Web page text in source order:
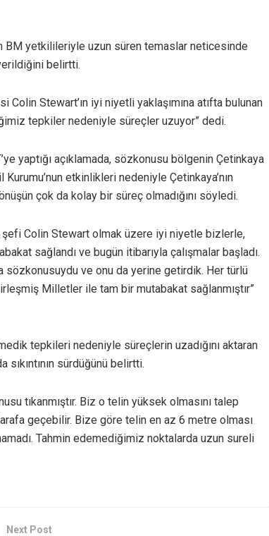
BM yetkilileriyle uzun süren temaslar neticesinde
belirtti.
Stewart’ın iyi niyetli yaklaşımına atıfta bulunan
tepkiler nedeniyle süreçler uzuyor” dedi.
yaptığı açıklamada, sözkonusu bölgenin Çetinkaya
Kurumu’nun etkinlikleri nedeniyle Çetinkaya’nın
çok da kolay bir süreç olmadığını söyledi.
Colin Stewart olmak üzere iyi niyetle bizlerle,
sağlandı ve bugün itibarıyla çalışmalar başladı.
sözkonusuydu ve onu da yerine getirdik. Her türlü
Milletler ile tam bir mutabakat sağlanmıştır”
tepkileri nedeniyle süreçlerin uzadığını aktaran
sürdüğünü belirtti.
tıkanmıştır. Biz o telin yüksek olmasını talep
geçebilir. Bize göre telin en az 6 metre olması
Tahmin edemediğimiz noktalarda uzun sureli
Next Post